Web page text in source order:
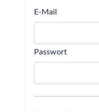
E-Mail
Passwort